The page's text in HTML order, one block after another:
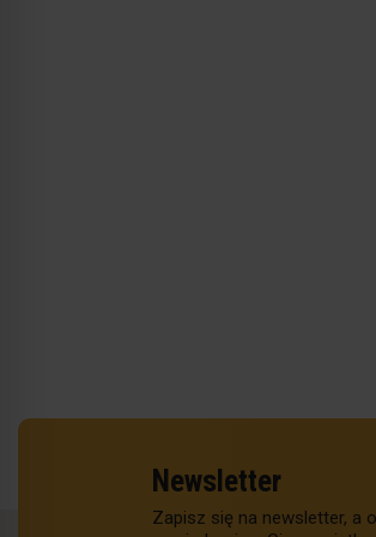
Newsletter
Zapisz się na newsletter, a